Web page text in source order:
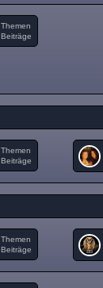
Themen
Beiträge
Themen
Beiträge
Themen
Beiträge